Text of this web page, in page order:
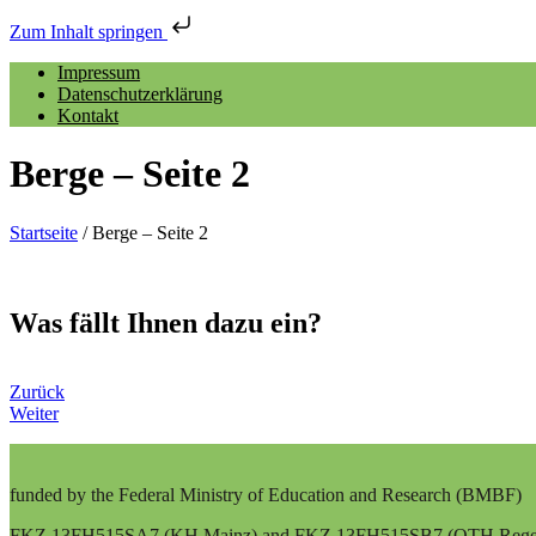
Zum Inhalt springen
Direkt
zum
Inhalt
Impressum
Datenschutzerklärung
Kontakt
Berge – Seite 2
Startseite / Berge – Seite 2
Was fällt Ihnen dazu ein?
Zurück
Weiter
funded by the Federal Ministry of Education and Research (BMBF)